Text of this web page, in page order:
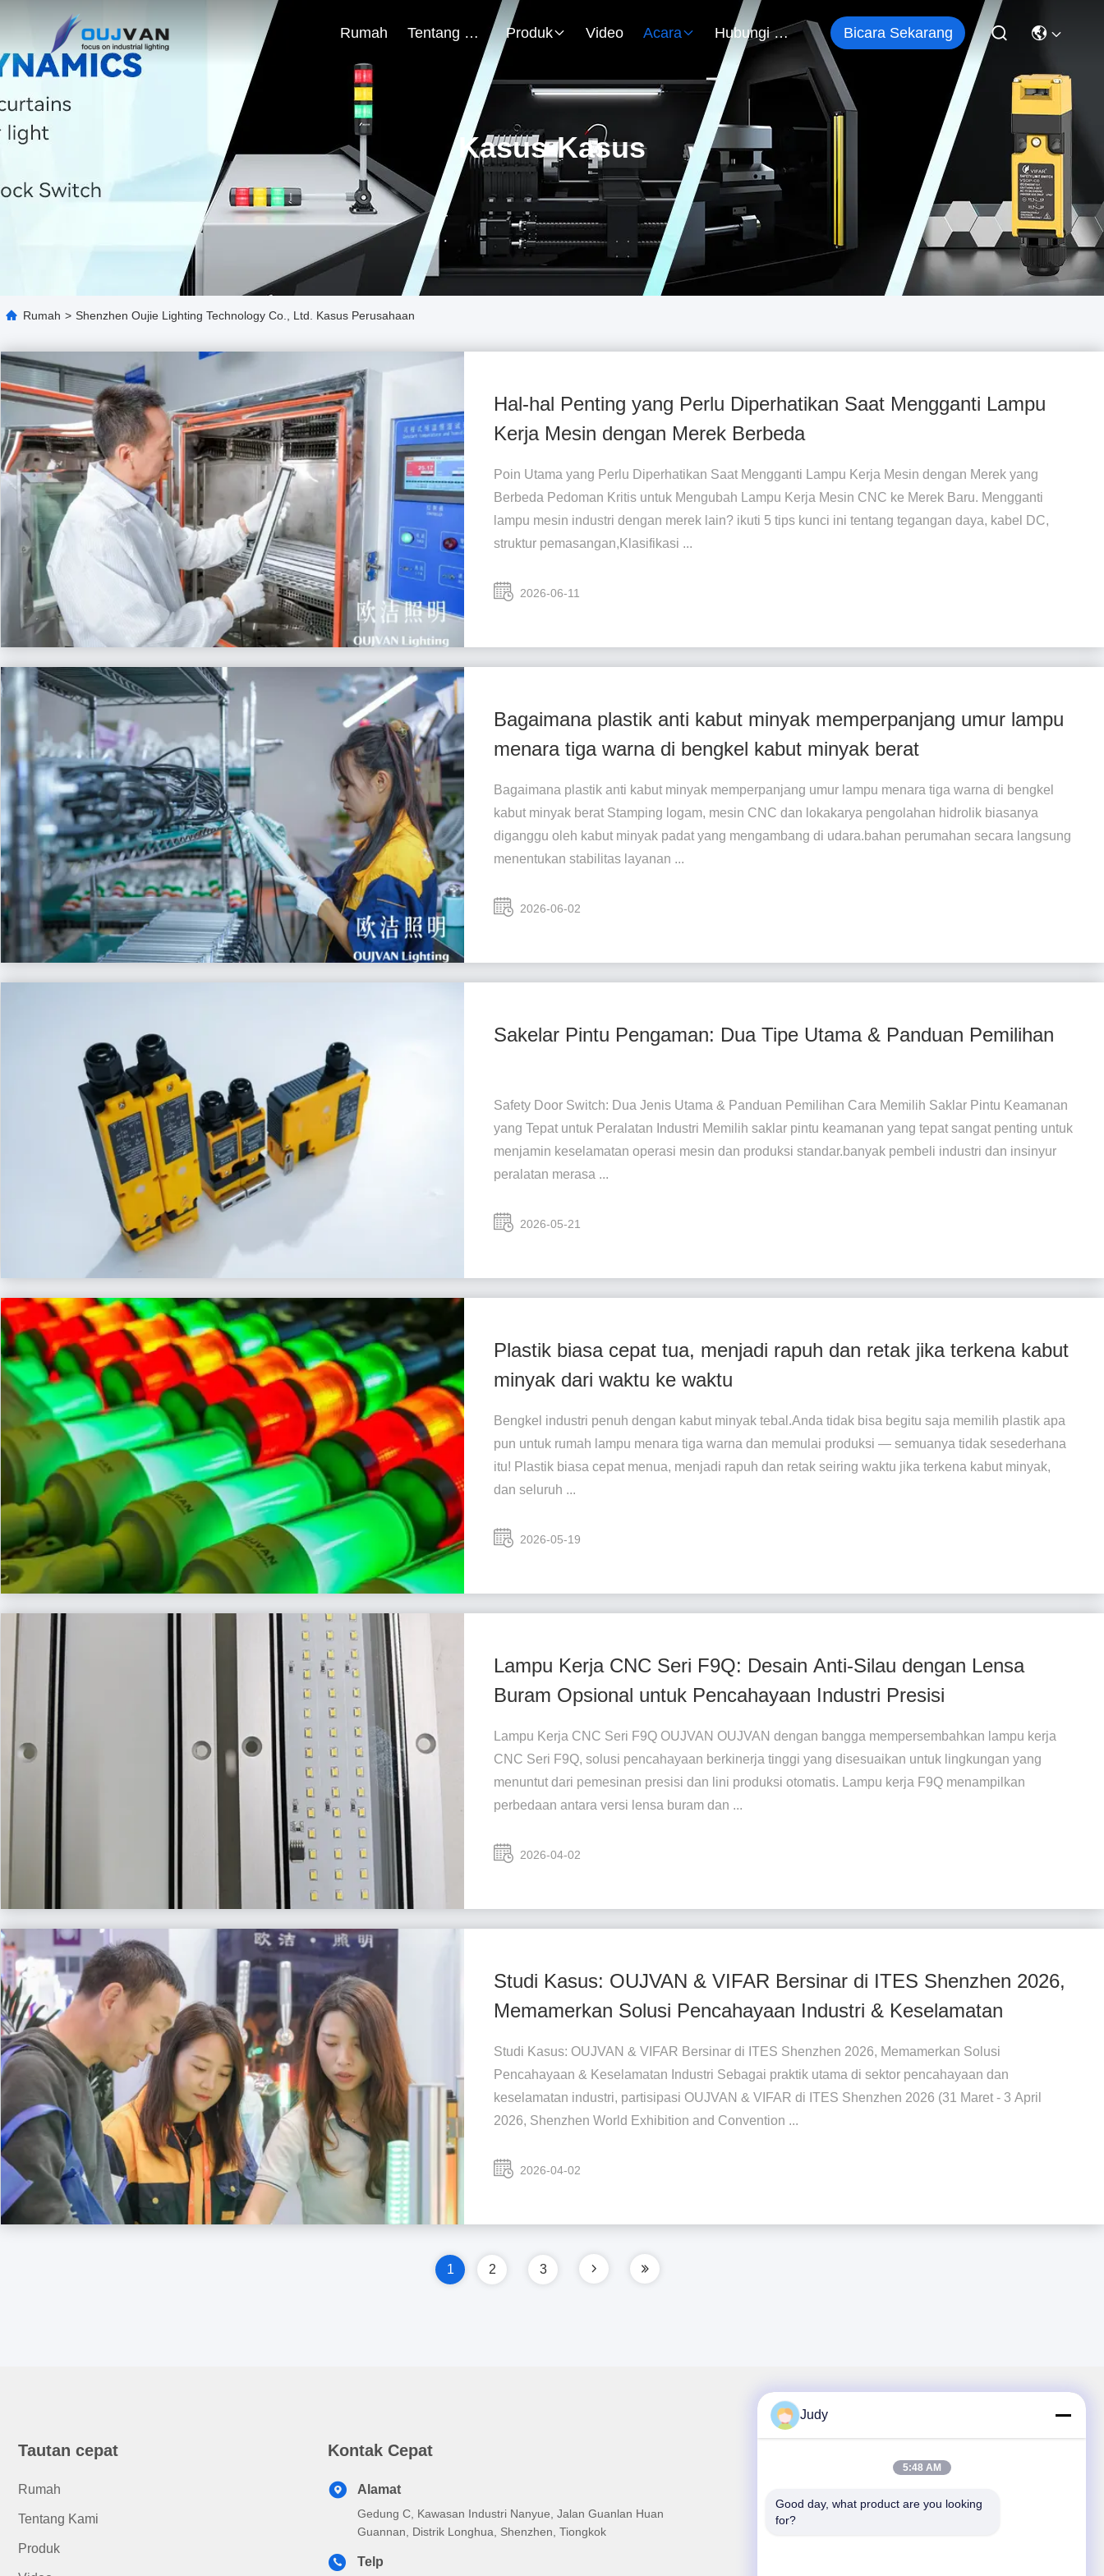
Rumah Tentang Kami Produk Video Acara Hubungi Kami Bicara Sekarang
Kasus-Kasus
Rumah > Shenzhen Oujie Lighting Technology Co., Ltd. Kasus Perusahaan
Hal-hal Penting yang Perlu Diperhatikan Saat Mengganti Lampu
Kerja Mesin dengan Merek Berbeda
Poin Utama yang Perlu Diperhatikan Saat Mengganti Lampu Kerja Mesin dengan Merek yang
Berbeda Pedoman Kritis untuk Mengubah Lampu Kerja Mesin CNC ke Merek Baru. Mengganti
lampu mesin industri dengan merek lain? ikuti 5 tips kunci ini tentang tegangan daya, kabel DC,
struktur pemasangan,Klasifikasi ...
2026-06-11
Bagaimana plastik anti kabut minyak memperpanjang umur lampu
menara tiga warna di bengkel kabut minyak berat
Bagaimana plastik anti kabut minyak memperpanjang umur lampu menara tiga warna di bengkel
kabut minyak berat Stamping logam, mesin CNC dan lokakarya pengolahan hidrolik biasanya
diganggu oleh kabut minyak padat yang mengambang di udara.bahan perumahan secara langsung
menentukan stabilitas layanan ...
2026-06-02
Sakelar Pintu Pengaman: Dua Tipe Utama & Panduan Pemilihan
Safety Door Switch: Dua Jenis Utama & Panduan Pemilihan Cara Memilih Saklar Pintu Keamanan
yang Tepat untuk Peralatan Industri Memilih saklar pintu keamanan yang tepat sangat penting untuk
menjamin keselamatan operasi mesin dan produksi standar.banyak pembeli industri dan insinyur
peralatan merasa ...
2026-05-21
Plastik biasa cepat tua, menjadi rapuh dan retak jika terkena kabut
minyak dari waktu ke waktu
Bengkel industri penuh dengan kabut minyak tebal.Anda tidak bisa begitu saja memilih plastik apa
pun untuk rumah lampu menara tiga warna dan memulai produksi — semuanya tidak sesederhana
itu! Plastik biasa cepat menua, menjadi rapuh dan retak seiring waktu jika terkena kabut minyak,
dan seluruh ...
2026-05-19
Lampu Kerja CNC Seri F9Q: Desain Anti-Silau dengan Lensa
Buram Opsional untuk Pencahayaan Industri Presisi
Lampu Kerja CNC Seri F9Q OUJVAN OUJVAN dengan bangga mempersembahkan lampu kerja
CNC Seri F9Q, solusi pencahayaan berkinerja tinggi yang disesuaikan untuk lingkungan yang
menuntut dari pemesinan presisi dan lini produksi otomatis. Lampu kerja F9Q menampilkan
perbedaan antara versi lensa buram dan ...
2026-04-02
Studi Kasus: OUJVAN & VIFAR Bersinar di ITES Shenzhen 2026,
Memamerkan Solusi Pencahayaan Industri & Keselamatan
Studi Kasus: OUJVAN & VIFAR Bersinar di ITES Shenzhen 2026, Memamerkan Solusi
Pencahayaan & Keselamatan Industri Sebagai praktik utama di sektor pencahayaan dan
keselamatan industri, partisipasi OUJVAN & VIFAR di ITES Shenzhen 2026 (31 Maret - 3 April
2026, Shenzhen World Exhibition and Convention ...
2026-04-02
1 2 3
Tautan cepat
Rumah
Tentang Kami
Produk
Kontak Cepat
Alamat
Gedung C, Kawasan Industri Nanyue, Jalan Guanlan Huan
Guannan, Distrik Longhua, Shenzhen, Tiongkok
Telp
Judy
5:48 AM
Good day, what product are you looking
for?